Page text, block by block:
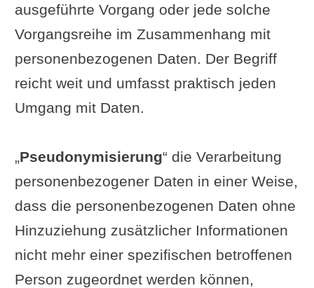
ausgeführte Vorgang oder jede solche
Vorgangsreihe im Zusammenhang mit
personenbezogenen Daten. Der Begriff
reicht weit und umfasst praktisch jeden
Umgang mit Daten.
„Pseudonymisierung“ die Verarbeitung
personenbezogener Daten in einer Weise,
dass die personenbezogenen Daten ohne
Hinzuziehung zusätzlicher Informationen
nicht mehr einer spezifischen betroffenen
Person zugeordnet werden können,